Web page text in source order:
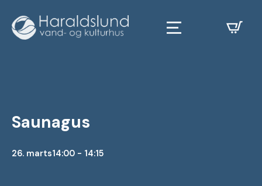
Saunagus
26. marts14:00 - 14:15